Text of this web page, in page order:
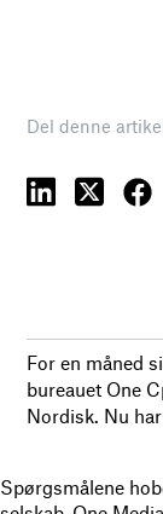
Del denne
For en måned
bureauet One
Nordisk. Nu
Spørgsmålene